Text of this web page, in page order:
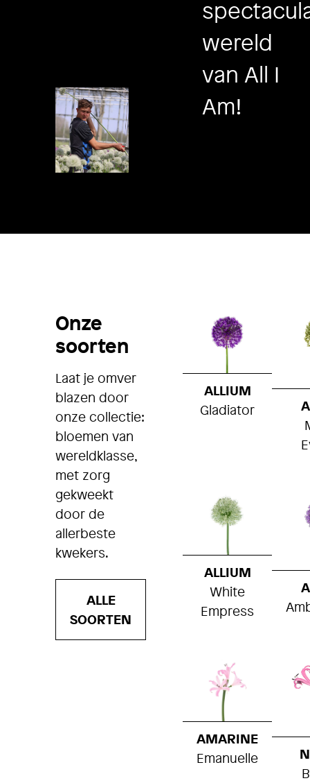
wereld
van All I
Am!
Onze
soorten
Laat je omver
blazen door
onze collectie:
bloemen van
wereldklasse,
met zorg
gekweekt
door de
allerbeste
kwekers.
ALLE
SOORTEN
ALLIUM
Gladiator
ALLIUM
White
Empress
AMARINE
Emanuelle